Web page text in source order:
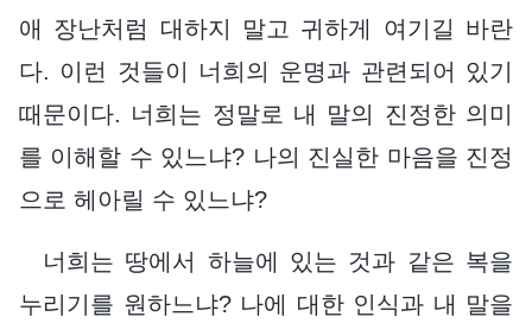
애 장난처럼 대하지 말고 귀하게 여기길 바란
다. 이런 것들이 너희의 운명과 관련되어 있기
때문이다. 너희는 정말로 내 말의 진정한 의미
를 이해할 수 있느냐? 나의 진실한 마음을 진정
으로 헤아릴 수 있느냐?
너희는 땅에서 하늘에 있는 것과 같은 복을
누리기를 원하느냐? 나에 대한 인식과 내 말을